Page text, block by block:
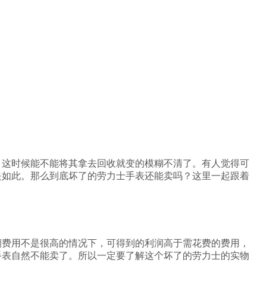
时候能不能将其拿去回收就变的模糊不清了。有人觉得可
此。那么到底坏了的劳力士手表还能卖吗？这里一起跟着
用不是很高的情况下，可得到的利润高于需花费的费用，
自然不能卖了。所以一定要了解这个坏了的劳力士的实物